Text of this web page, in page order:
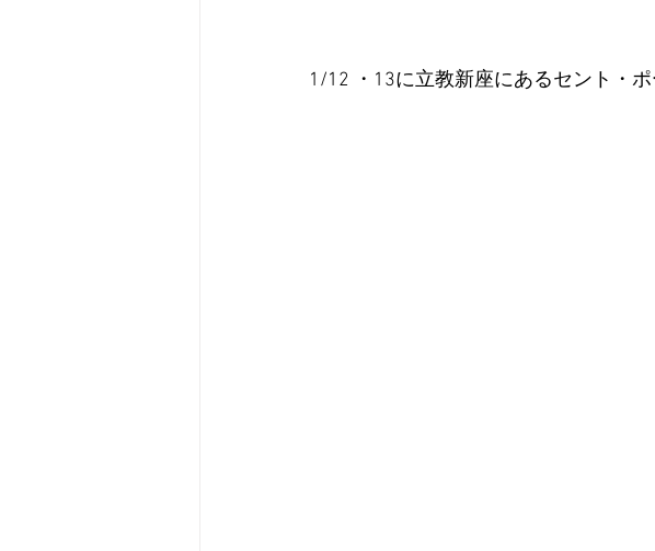
1/12 ・13に立教新座にあるセント・ポ